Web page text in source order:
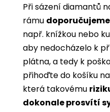
Při sázení diamantů
rámu
např. knížkou nebo
aby nedocházelo k
plátna, a tedy k
přihoďte do košíku
která takovému
dokonale prosvítí